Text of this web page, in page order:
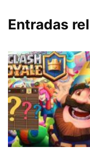
Entradas